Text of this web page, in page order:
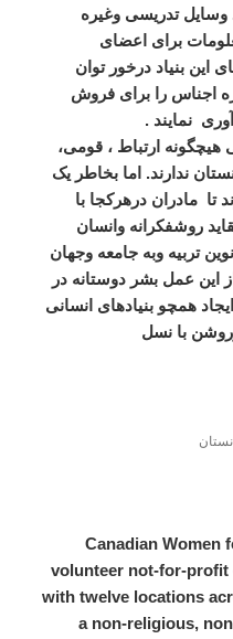
وسایل تدریسی وغیره
برای اعضای
این بنیاد درخور توان
اجناس را برای فروش
نمایند .
هیچگونه ارتباط ، قومی،
ندارند. اما بخاطر یک
مادران درهرکجا با
روشفکرانه وانسان
تربیه وبه جامعه وجهان
این عمل بشر دوستانه در
همچو بنیادهای انسانی
با نسل
Canadian Women
volunteer not-for-profit
with twelve locations
a non-religious,